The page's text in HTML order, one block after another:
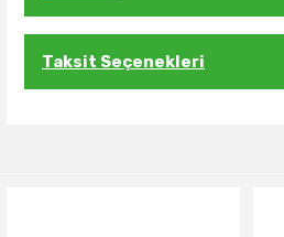
Taksit Seçenekleri